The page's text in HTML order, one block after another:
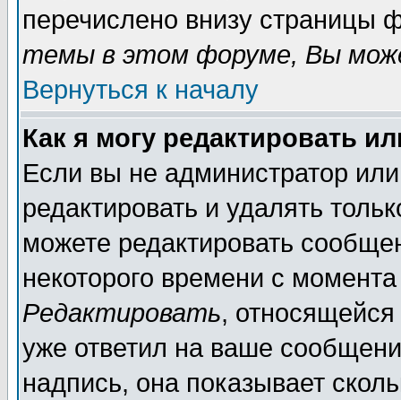
перечислено внизу страницы
темы в этом форуме, Вы
Вернуться к началу
Как я могу редактировать
Если вы не администратор
редактировать и удалять
можете редактировать
некоторого времени с
Редактировать,
уже ответил на ваше
надпись, она показывает